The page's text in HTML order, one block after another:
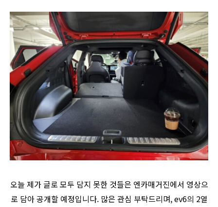
오늘 제가 글로 모두 담지 못한 것들은 엔카매거진에서 영상으
로 담아 공개할 예정입니다. 많은 관심 부탁드리며, ev6의 2열